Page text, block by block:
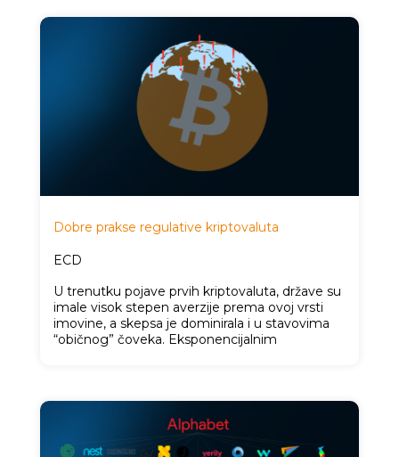
Dobre prakse regulative kriptovaluta
ECD
U trenutku pojave prvih kriptovaluta, države su
imale visok stepen averzije prema ovoj vrsti
imovine, a skepsa je dominirala i u stavovima
“običnog” čoveka. Eksponencijalnim